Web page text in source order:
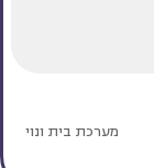
מערכת בית ונוי